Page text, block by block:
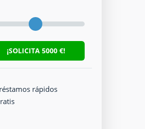
¡SOLICITA 5000 €!
rápidos